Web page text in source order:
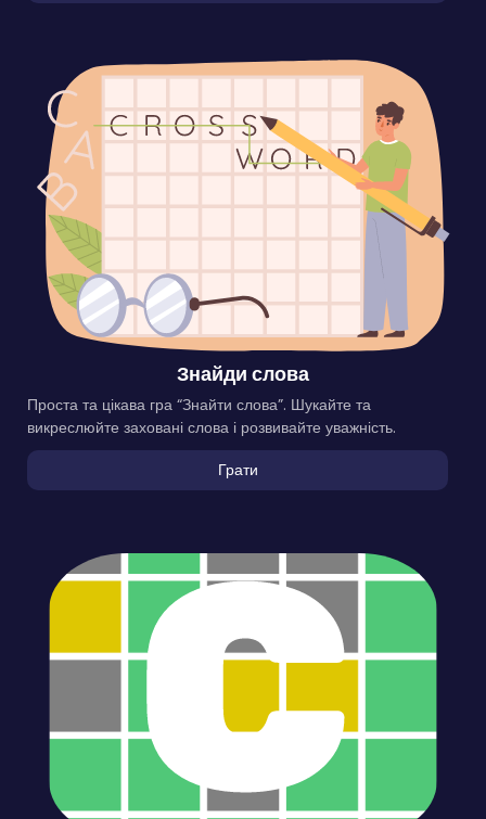
Знайди слова
Проста та цікава гра “Знайти слова”. Шукайте та
викреслюйте заховані слова і розвивайте уважність.
Грати